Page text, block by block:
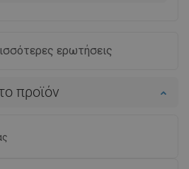
ερωτήσεις
προϊόν